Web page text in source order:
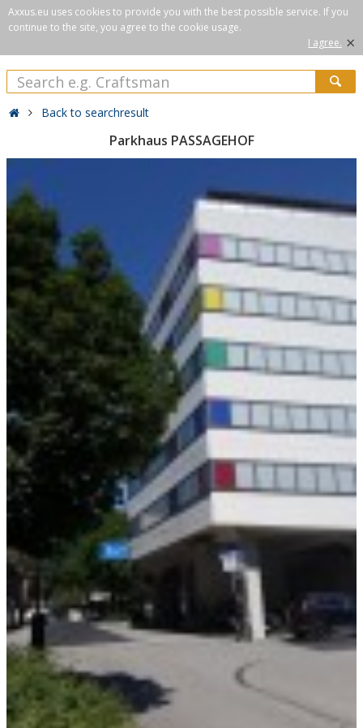
Axxus.eu uses cookies to provide you with the best possible service. If you
continue to the site, you agree to the cookie usage.
I agree. ×
Back to searchresult
Parkhaus PASSAGEHOF